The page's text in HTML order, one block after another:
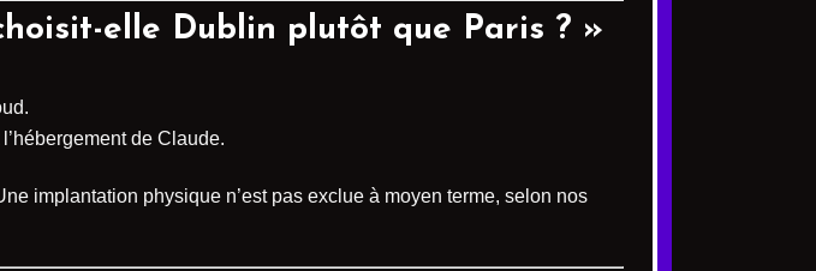
elle Dublin plutôt que Paris ? »
de Claude.
implantation physique n’est pas exclue à moyen terme, selon nos